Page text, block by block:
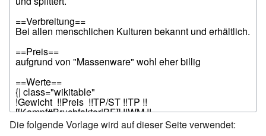
Die folgende Vorlage wird auf dieser Seite verwendet: